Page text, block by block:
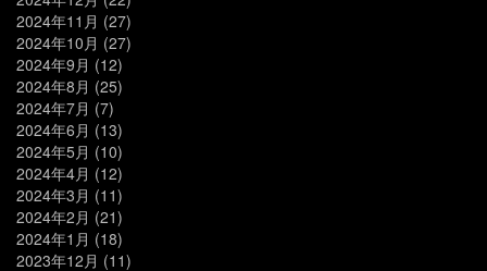
2024年11月 (27)
2024年10月 (27)
2024年9月 (12)
2024年8月 (25)
2024年7月 (7)
2024年6月 (13)
2024年5月 (10)
2024年4月 (12)
2024年3月 (11)
2024年2月 (21)
2024年1月 (18)
2023年12月 (11)